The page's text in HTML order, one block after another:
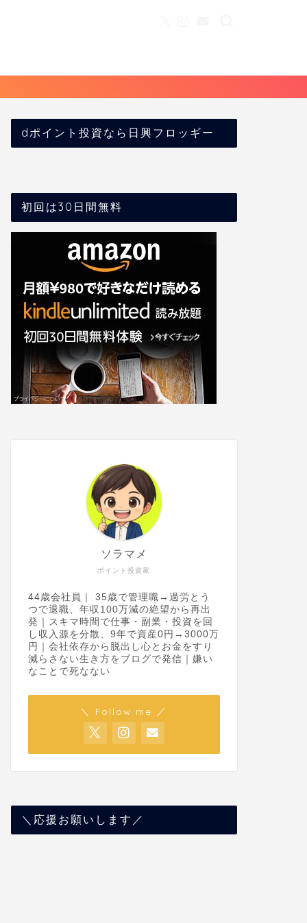
dポイント投資なら日興フロッギー
初回は30日間無料
ポイント投資家
ソラマメ
44歳会社員｜ 35歳で管理職→過労とう
つで退職、年収100万減の絶望から再出
発｜スキマ時間で仕事・副業・投資を回
し収入源を分散、9年で資産0円→3000万
円｜会社依存から脱出し心とお金をすり
減らさない生き方をブログで発信｜嫌い
なことで死なない
＼ Follow me ／
＼応援お願いします／